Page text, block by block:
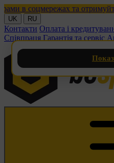
соцмережах та отримуйте
UK RU
Контакти Оплата і
Співпраця Гарантія та сервіс